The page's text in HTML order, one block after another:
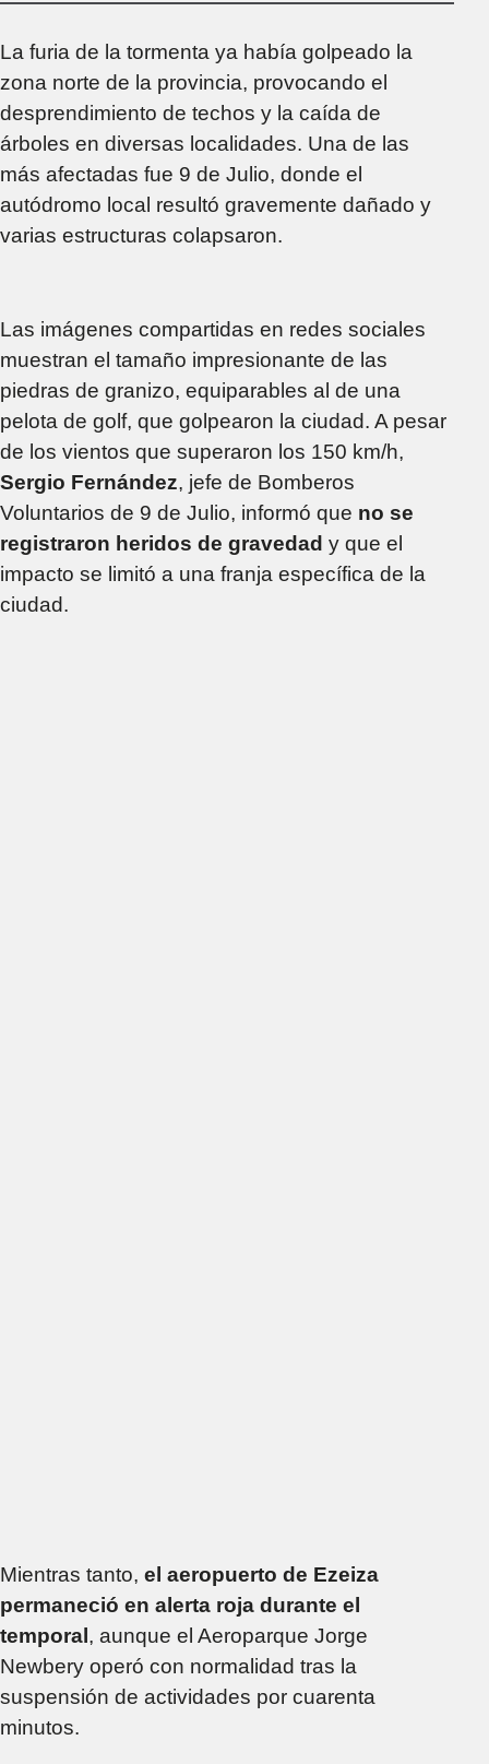
La furia de la tormenta ya había golpeado la
zona norte de la provincia, provocando el
desprendimiento de techos y la caída de
árboles en diversas localidades. Una de las
más afectadas fue 9 de Julio, donde el
autódromo local resultó gravemente dañado y
varias estructuras colapsaron.
Las imágenes compartidas en redes sociales
muestran el tamaño impresionante de las
piedras de granizo, equiparables al de una
pelota de golf, que golpearon la ciudad. A pesar
de los vientos que superaron los 150 km/h,
Sergio Fernández, jefe de Bomberos
Voluntarios de 9 de Julio, informó que no se
registraron heridos de gravedad y que el
impacto se limitó a una franja específica de la
ciudad.
Mientras tanto, el aeropuerto de Ezeiza
permaneció en alerta roja durante el
temporal , aunque el Aeroparque Jorge
Newbery operó con normalidad tras la
suspensión de actividades por cuarenta
minutos.